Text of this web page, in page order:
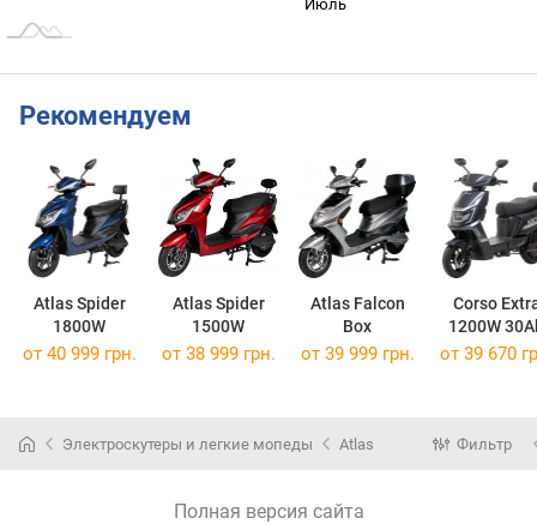
Июль
Рекомендуем
Atlas Spider
1800W
Atlas Spider
1500W
Atlas Falcon
Box
Corso
1200W
от 40 999 грн. от 38 999 грн. от 39 999 грн. от 39 670
Электроскутеры и легкие мопеды Atlas Фильтр
Полная версия сайта